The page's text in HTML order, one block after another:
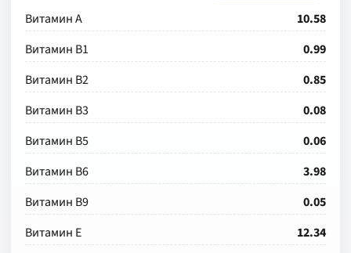
Витамин А
10.58
Витамин В1
0.99
Витамин В2
0.85
Витамин В3
0.08
Витамин В5
0.06
Витамин В6
3.98
Витамин В9
0.05
Витамин Е
12.34